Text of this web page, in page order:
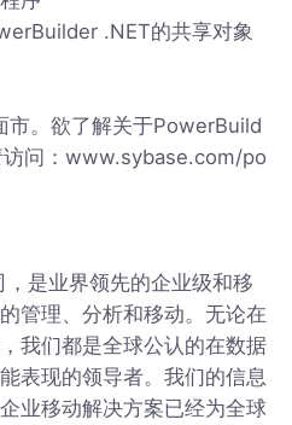
.NET的共享对象
。欲了解关于PowerBuild
问：www.sybase.com/po
是业界领先的企业级和移
管理、分析和移动。无论在
我们都是全球公认的在数据
表现的领导者。我们的信息
业移动解决方案已经为全球